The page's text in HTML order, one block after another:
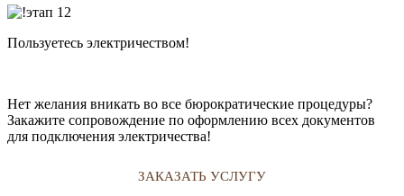
Пользуетесь электричеством!
Нет желания вникать во все бюрократические процедуры?
Закажите сопровождение по оформлению всех документов
для подключения электричества!
ЗАКАЗАТЬ УСЛУГУ